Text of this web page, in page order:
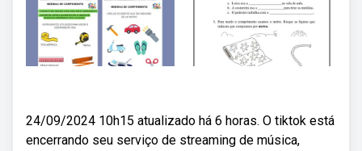
24/09/2024 10h15 atualizado há 6 horas. O tiktok está
encerrando seu serviço de streaming de música,